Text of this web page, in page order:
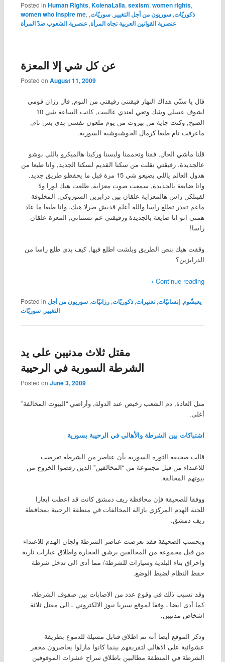
Posted in Human Rights,KolenaLaila,sexism,women rights,
women who inspire me, ذكوريّات,سوريون من أجل التغيير,سوريّات,
عنصرية القوانين العربية تجاه المرأة,عنصرية الشعوب ضدّ المرأة
عن كل شي إلا المعزة
Posted on August 11, 2009
قال يا ستّي هداك النهار فيقتني رفيقتي من النوم, قال رزان قومي
لشوف غسلي وشك وتعي لعندي عالبيت, كانت الساعة شي 10
الصبح, وكنت جاية من بيروت من يوم ملعون نفسي بدي بس نام,
ماعرفت نام طبعا كرمال الخوشبوشية السورية.
قلنا ماشي الحال, فقنا وتحممنا ولبسنا وركبنا هالميكرو ياللي بوشو
عالجديدة. رفيقتي نقلت من سكنا القديم لسكنا الجديد, وانا طبعا من
هدول العالم ياللي بضيعو شي 15 مرة قبل ما يحفظو طريق جديد.
وانا ضايعة بالجديدة, سمعت صوت معزاية, طلعت هيك لورا ولا
لقيتلكن راس هالمعزاية علقان بين درابزين السوزوكي, المخلوقة
ماعم تقدر تطلع راسا والله أعلم قديش صرلا هيك. وانا طبعا ما عاد
همني انو انا ضايعة بالجديدة ورفيقتي عم تستناني, المعزة علقان
راسا!
وقفت هيك بنص الطريق وبلشت اطلع فيها, كيف بدي طلع راسا من
الدرابزين؟
Continue reading
→
Posted in يعبشّوم,إنسانيّات,تعتيرات,ذكوريّات,رزانيّات,سوريون من أجل
التغيير,سوريّات
مقتل ثلاث مدنيين على يد
الشرطة السورية في الرحيبة
Posted on June 3, 2009
متل العادة, دم الشعب رخيص عند الدولة, وأراضي “البيوت المخالفة”
أغلى.
اشتباكات بين الشرطة والأهالي في الرحيبة بسورية
قالت صحيفة الثورة السورية بأن عناصر من الشرطة تعرضت
للاعتداء من قبل مجموعة من “المخالفين” الذين رفضوا الخروج من
بيوتهم المخالفة.
ووفقا للصحيفة فإن محافظة ريف دمشق كانت قد اعطت ايعازا
للجنة الهدم المركزي بازالة المخالفات في منطقة الرحيبة بمحافظة
ريف دمشق.
وبحسب الصحيفة فقد تعرضت عناصر الشرطة ولجان الهدم للاعتداء
من قبل مجموعة من المخالفين برشق الحجارة واطلاق عيارات نارية
واحراق بناء البلدية وسيارات للشرطة/ مما أدى الى تدخل شرطة
حفظ النظام لضبط الوضع.
وقد تسبب ذلك في وقوع عدد من الاصابات بين صفوف الشرطة،
كما أدى ايضا ـ وفقا لموقع سيريا نيوز الالكتروني ـ الى مقتل ثلاثة
اشخاص مدنيين.
وذكر الموقع أيضا أنه تم اطلاق قنابل مسيلة للدموع بطريقة
عشوائية على الاهالي لتفريقهم بينما كانوا مازلوا يحاصرون مخفر
الشرطة في المنطقة مطالبين باطلاق سراح عشرات الموقوفين